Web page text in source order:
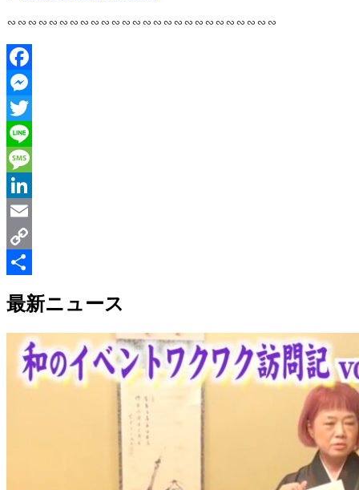
∽∽∽∽∽∽∽∽∽∽∽∽∽∽∽∽∽∽∽∽∽∽∽∽∽∽
最新ニュース